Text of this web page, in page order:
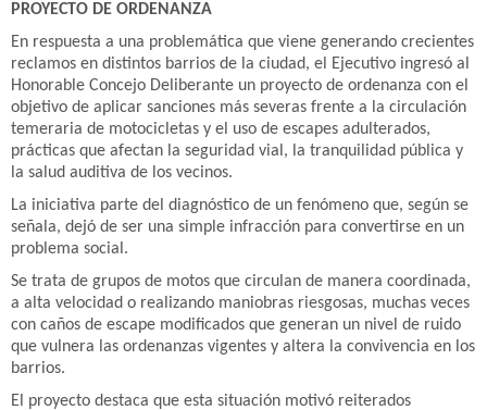
PROYECTO DE ORDENANZA
En respuesta a una problemática que viene generando crecientes
reclamos en distintos barrios de la ciudad, el Ejecutivo ingresó al
Honorable Concejo Deliberante un proyecto de ordenanza con el
objetivo de aplicar sanciones más severas frente a la circulación
temeraria de motocicletas y el uso de escapes adulterados,
prácticas que afectan la seguridad vial, la tranquilidad pública y
la salud auditiva de los vecinos.
La iniciativa parte del diagnóstico de un fenómeno que, según se
señala, dejó de ser una simple infracción para convertirse en un
problema social.
Se trata de grupos de motos que circulan de manera coordinada,
a alta velocidad o realizando maniobras riesgosas, muchas veces
con caños de escape modificados que generan un nivel de ruido
que vulnera las ordenanzas vigentes y altera la convivencia en los
barrios.
El proyecto destaca que esta situación motivó reiterados